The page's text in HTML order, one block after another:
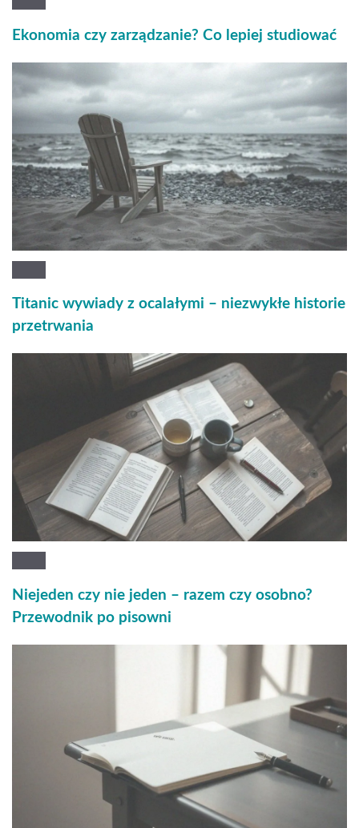
Ekonomia czy zarządzanie? Co lepiej studiować
Titanic wywiady z ocalałymi – niezwykłe historie
przetrwania
Niejeden czy nie jeden – razem czy osobno?
Przewodnik po pisowni